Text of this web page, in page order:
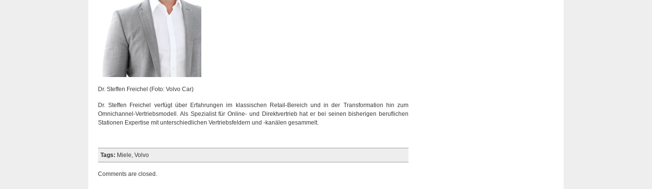
Dr. Steffen Freichel (Foto: Volvo Car)
Dr. Steffen Freichel verfügt über Erfahrungen im klassischen Retail-Bereich und in der Transformation hin zum
Omnichannel-Vertriebsmodell. Als Spezialist für Online- und Direktvertrieb hat er bei seinen bisherigen beruflichen
Stationen Expertise mit unterschiedlichen Vertriebsfeldern und -kanälen gesammelt.
Tags: Miele, Volvo
Comments are closed.